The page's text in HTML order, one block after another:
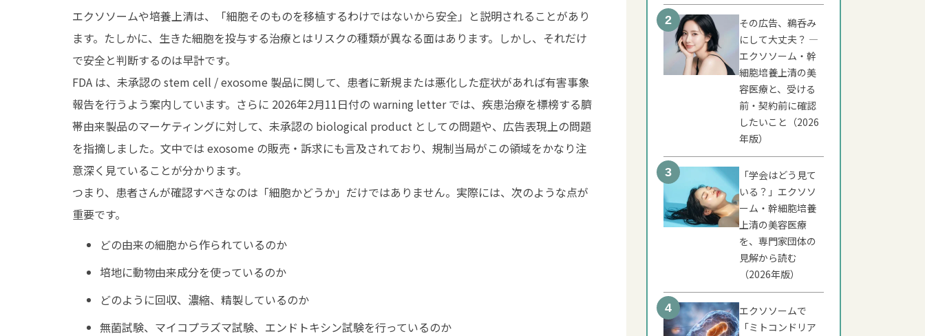
エクソソームや培養上清は、「細胞そのものを移植するわけではないから安全」と説明されることがあり
ます。たしかに、生きた細胞を投与する治療とはリスクの種類が異なる面はあります。しかし、それだけ
で安全と判断するのは早計です。
FDA は、未承認の stem cell / exosome 製品に関して、患者に新規または悪化した症状があれば有害事象
報告を行うよう案内しています。さらに 2026年2月11日付の warning letter では、疾患治療を標榜する臍
帯由来製品のマーケティングに対して、未承認の biological product としての問題や、広告表現上の問題
を指摘しました。文中では exosome の販売・訴求にも言及されており、規制当局がこの領域をかなり注
意深く見ていることが分かります。
つまり、患者さんが確認すべきなのは「細胞かどうか」だけではありません。実際には、次のような点が
重要です。
どの由来の細胞から作られているのか
培地に動物由来成分を使っているのか
どのように回収、濃縮、精製しているのか
無菌試験、マイコプラズマ試験、エンドトキシン試験を行っているのか
その広告、鵜呑み
にして大丈夫？ ―
エクソソーム・幹
細胞培養上清の美
容医療と、受ける
前・契約前に確認
したいこと（2026
年版）
「学会はどう見て
いる？」エクソソ
ーム・幹細胞培養
上清の美容医療
を、専門家団体の
見解から読む
（2026年版）
エクソソームで
「ミトコンドリア